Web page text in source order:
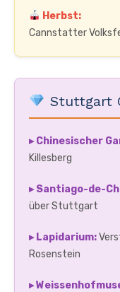
Herbst:
Cannstatter
Stuttgart
▸ Chinesischer
Killesberg
▸ Santiago-de-
über Stuttgart
▸ Lapidarium:
Rosenstein
▸